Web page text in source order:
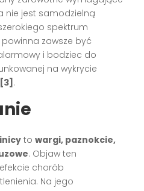
nie jest samodzielną
spektrum
zawsze być
i bodziec do
na wykrycie
[3] .
towargi, paznokcie,
. Objaw ten
chorób
Na jego